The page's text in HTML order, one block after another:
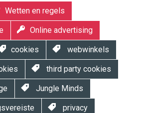
Wetten en regels
Online advertising
cookies webwinkels
third party cookies
Jungle Minds
privacy